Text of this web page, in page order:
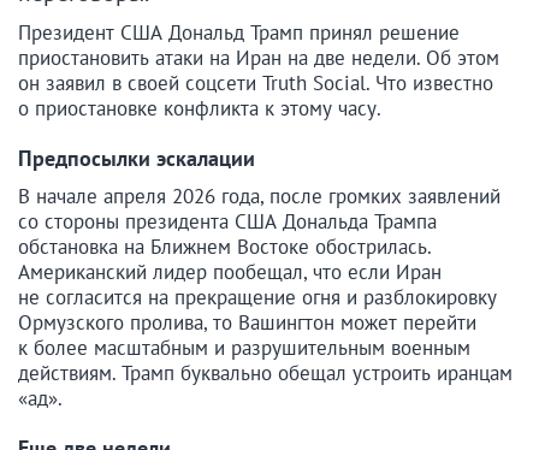
Президент США Дональд Трамп принял решение
приостановить атаки на Иран на две недели. Об этом
он заявил в своей соцсети Truth Social. Что известно
о приостановке конфликта к этому часу.
Предпосылки эскалации
В начале апреля 2026 года, после громких заявлений
со стороны президента США Дональда Трампа
обстановка на Ближнем Востоке обострилась.
Американский лидер пообещал, что если Иран
не согласится на прекращение огня и разблокировку
Ормузского пролива, то Вашингтон может перейти
к более масштабным и разрушительным военным
действиям. Трамп буквально обещал устроить иранцам
«ад».